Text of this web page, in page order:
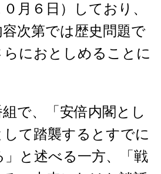
月６日）しており、
容次第では歴史問題で
らにおとしめることに
で、「安倍内閣とし
て踏襲するとすでに
と述べる一方、「戦